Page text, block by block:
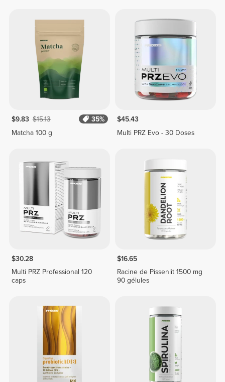
$9.83 $15.13
35%
Matcha 100 g
$45.43
Multi PRZ Evo - 30 Doses
$30.28
Multi PRZ Professional 120
caps
$16.65
Racine de Pissenlit 1500 mg
90 gélules